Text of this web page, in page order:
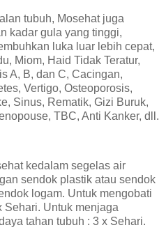
tubuh, Mosehat juga
kadar gula yang tinggi,
luka luar lebih cepat,
Miom, Haid Tidak Teratur,
A, B, dan C, Cacingan,
Vertigo, Osteoporosis,
Sinus, Rematik, Gizi Buruk,
TBC, Anti Kanker, dll.
kedalam segelas air
sendok plastik atau sendok
logam. Untuk mengobati
Sehari. Untuk menjaga
tahan tubuh : 3 x Sehari.